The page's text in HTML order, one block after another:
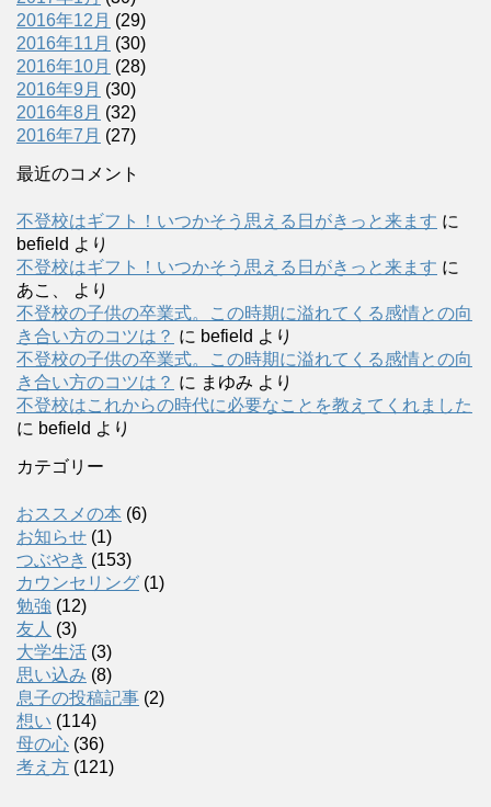
2016年12月 (29)
2016年11月 (30)
2016年10月 (28)
2016年9月 (30)
2016年8月 (32)
2016年7月 (27)
最近のコメント
不登校はギフト！いつかそう思える日がきっと来ます に
befield より
不登校はギフト！いつかそう思える日がきっと来ます に
あこ、
より
不登校の子供の卒業式。この時期に溢れてくる感情との向
き合い方のコツは？ に befield より
不登校の子供の卒業式。この時期に溢れてくる感情との向
き合い方のコツは？ に まゆみ より
不登校はこれからの時代に必要なことを教えてくれました
に befield より
カテゴリー
おススメの本 (6)
お知らせ (1)
つぶやき (153)
カウンセリング (1)
勉強 (12)
友人 (3)
大学生活 (3)
思い込み (8)
息子の投稿記事 (2)
想い (114)
母の心 (36)
考え方 (121)